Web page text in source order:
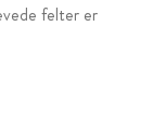
felter er